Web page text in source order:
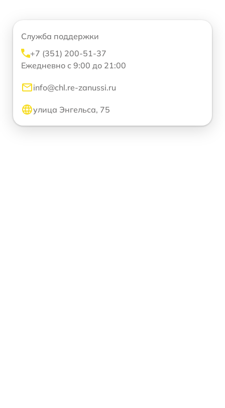
Служба поддержки
+7 (351) 200-51-37
Ежедневно с 9:00 до 21:00
info@chl.re-zanussi.ru
улица Энгельса, 75